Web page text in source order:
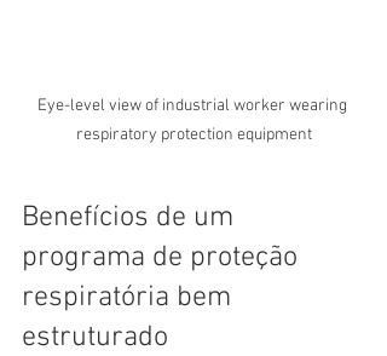
Eye-level view of industrial worker wearing
respiratory protection equipment
Benefícios de um
programa de proteção
respiratória bem
estruturado